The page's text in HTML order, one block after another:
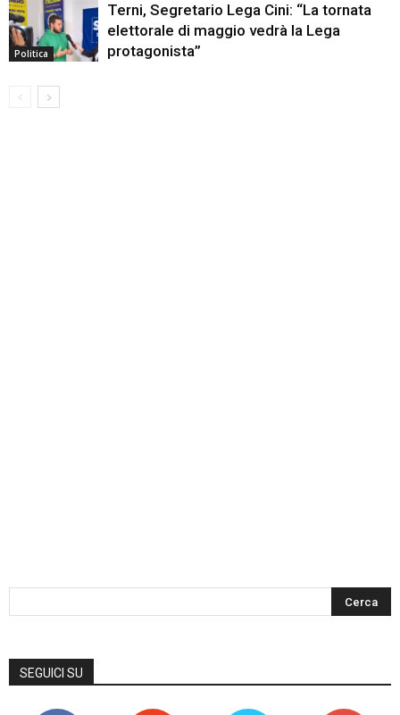
Politica
Terni, Segretario Lega Cini: “La tornata
elettorale di maggio vedrà la Lega
protagonista”
SEGUICI SU